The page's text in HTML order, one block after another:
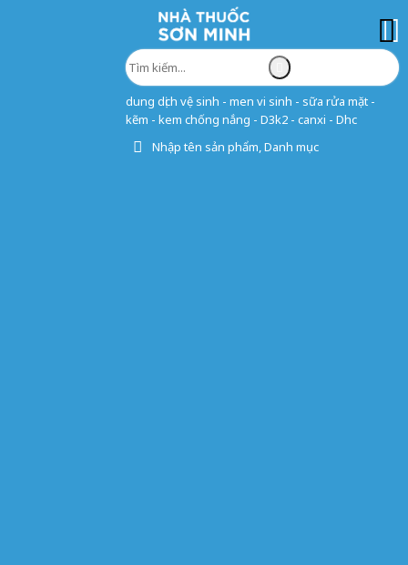
dung dịch vệ sinh - men vi sinh - sữa rửa mặt -
kẽm - kem chống nắng - D3k2 - canxi - Dhc
Nhập tên sản phẩm, Danh mục